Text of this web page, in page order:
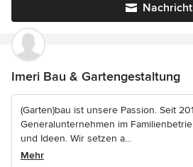
Nachricht
Imeri Bau & Gartengestaltung
(Garten)bau ist unsere Passion. Seit
Generalunternehmen im
und Ideen. Wir setzen a...
Mehr